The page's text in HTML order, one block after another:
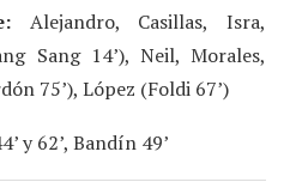
Alejandro, Casillas, Isra,
Sang 14’), Neil, Morales,
75’), López (Foldi 67’)
y 62’, Bandín 49’